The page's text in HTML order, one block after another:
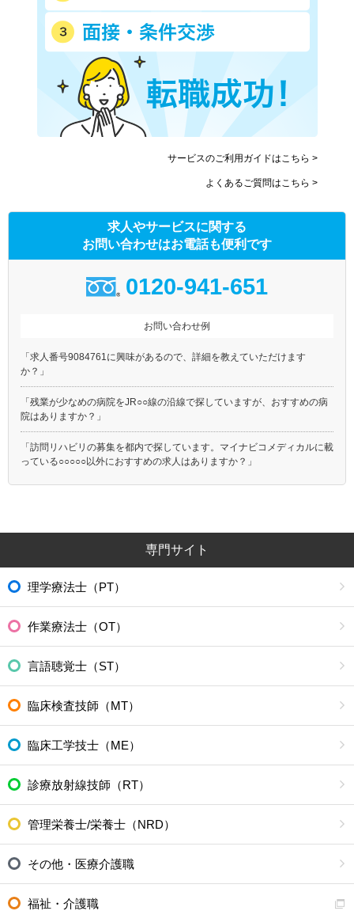
京王競馬場線
京王動物園線
小田急小田原線
小田急多摩線
東急目黒線
東急田園都市線
東急大井町線
東急池上線
東急多摩川線
東急世田谷線
京急本線
東武亀戸線
京成本線
東京メトロ銀座線
東京メトロ丸ノ内線(池袋－
荻窪)
東京メトロ日比谷線
東京メトロ東西線
東京メトロ千代田線
東京メトロ有楽町線
都営大江戸線
都営新宿線
つくばエクスプレス
多摩モノレール
東京モノレール
東京臨海高速鉄道りんかい線
北総鉄道北総線
サービスのご利用ガイドはこちら >
よくあるご質問はこちら >
求人やサービスに関する
お問い合わせはお電話も便利です
0120-941-651
お問い合わせ例
「求人番号9084761に興味があるので、詳細を教えていただけます
か？」
「残業が少なめの病院をJR○○線の沿線で探していますが、おすすめの病
院はありますか？」
「訪問リハビリの募集を都内で探しています。マイナビコメディカルに載
っている○○○○○以外におすすめの求人はありますか？」
専門サイト
理学療法士（PT）
作業療法士（OT）
言語聴覚士（ST）
臨床検査技師（MT）
臨床工学技士（ME）
診療放射線技師（RT）
管理栄養士/栄養士（NRD）
その他・医療介護職
福祉・介護職